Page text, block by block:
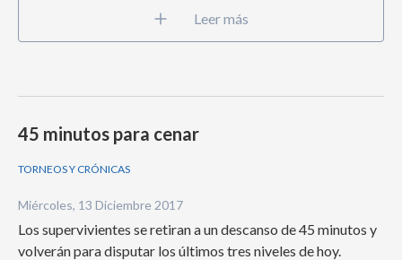
Leer más
45 minutos para cenar
TORNEOS Y CRÓNICAS
Miércoles, 13 Diciembre 2017
Los supervivientes se retiran a un descanso de 45 minutos y
volverán para disputar los últimos tres niveles de hoy.